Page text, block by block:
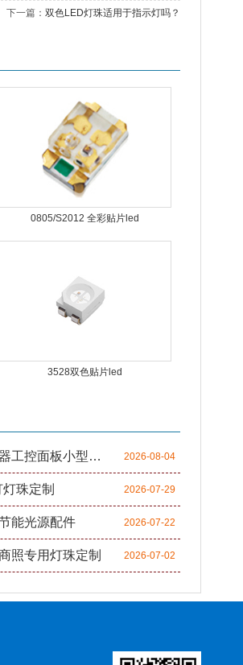
下一篇： 双色LED灯珠适用于指示灯吗？
0805/S2012 全彩贴片led
3528双色贴片led
设备指示灯贴片式 LED 灯，仪器工控面板小型贴片光源供应 2026-08-04
珠定制 2026-07-29
能光源配件 2026-07-22
照专用灯珠定制 2026-07-02